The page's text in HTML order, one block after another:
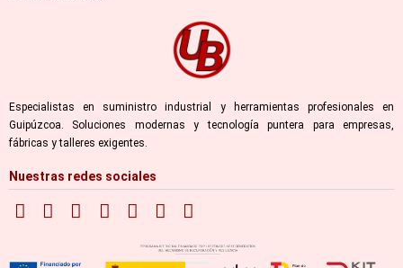
Especialistas en suministro industrial y herramientas profesionales en
Guipúzcoa. Soluciones modernas y tecnología puntera para empresas,
fábricas y talleres exigentes.
Nuestras redes sociales